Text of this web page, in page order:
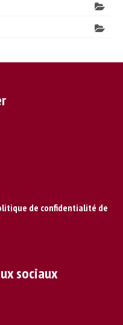
de confidentialité de
sociaux